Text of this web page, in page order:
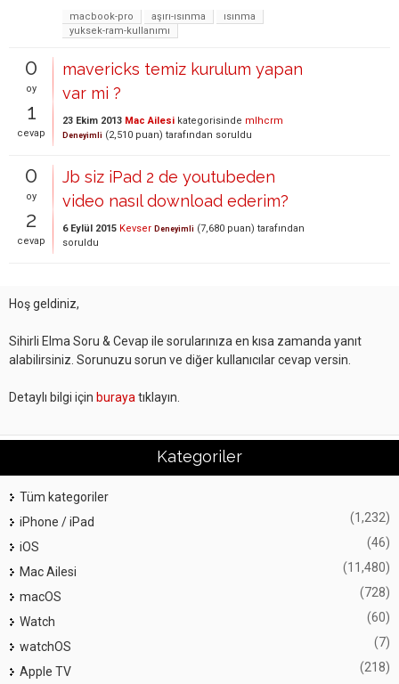
macbook-pro
aşırı-ısınma
ısınma
yuksek-ram-kullanımı
0
oy
1
cevap
mavericks temiz kurulum yapan
var mi ?
23 Ekim 2013 Mac Ailesi kategorisinde mlhcrm
Deneyimli (2,510 puan) tarafından soruldu
0
oy
2
cevap
Jb siz iPad 2 de youtubeden
video nasıl download ederim?
6 Eylül 2015 Kevser Deneyimli (7,680 puan) tarafından
soruldu
Hoş geldiniz,
Sihirli Elma Soru & Cevap ile sorularınıza en kısa zamanda yanıt
alabilirsiniz. Sorunuzu sorun ve diğer kullanıcılar cevap versin.
Detaylı bilgi için buraya tıklayın.
Kategoriler
Tüm kategoriler
iPhone / iPad
(1,232)
iOS (46)
Mac Ailesi (11,480)
macOS (728)
Watch (60)
watchOS (7)
Apple TV (218)